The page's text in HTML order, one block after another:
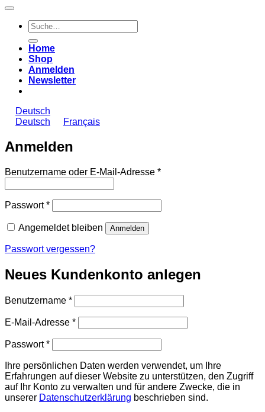
Suche
nach:
Home
Shop
Anmelden
Newsletter
Deutsch
Deutsch
Français
Anmelden
Benutzername oder E-Mail-Adresse *Erforderlich
Passwort*Erforderlich
Angemeldet bleiben Anmelden
Passwort vergessen?
Neues Kundenkonto anlegen
Benutzername *Erforderlich
E-Mail-Adresse *Erforderlich
Passwort*Erforderlich
Ihre persönlichen Daten werden verwendet, um Ihre
Erfahrungen auf dieser Website zu unterstützen, den Zugriff
auf Ihr Konto zu verwalten und für andere Zwecke, die in
unserer Datenschutzerklärung beschrieben sind.